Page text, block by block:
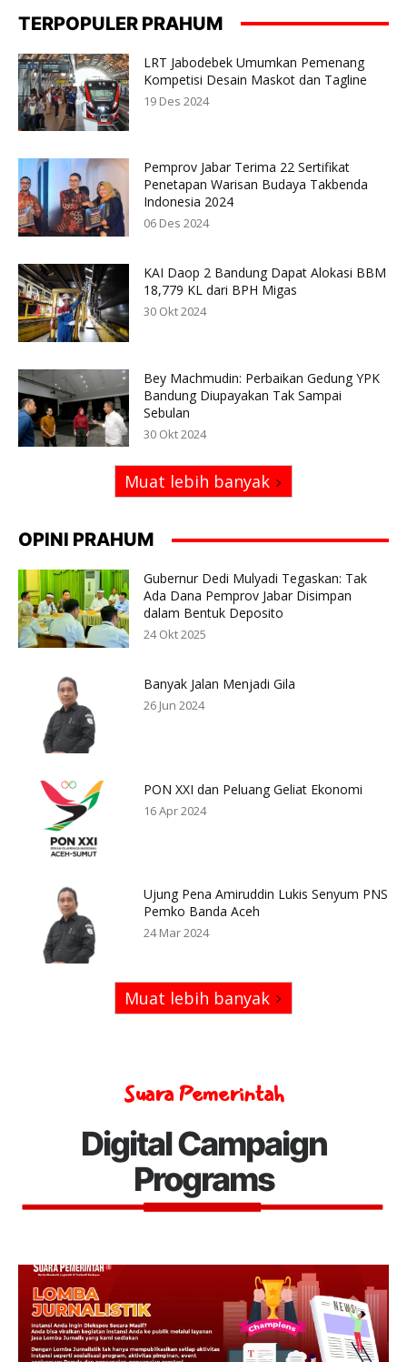
TERPOPULER PRAHUM
LRT Jabodebek Umumkan Pemenang
Kompetisi Desain Maskot dan Tagline
19 Des 2024
Pemprov Jabar Terima 22 Sertifikat
Penetapan Warisan Budaya Takbenda
Indonesia 2024
06 Des 2024
KAI Daop 2 Bandung Dapat Alokasi BBM
18,779 KL dari BPH Migas
30 Okt 2024
Bey Machmudin: Perbaikan Gedung YPK
Bandung Diupayakan Tak Sampai
Sebulan
30 Okt 2024
Muat lebih banyak
OPINI PRAHUM
Gubernur Dedi Mulyadi Tegaskan: Tak
Ada Dana Pemprov Jabar Disimpan
dalam Bentuk Deposito
24 Okt 2025
Banyak Jalan Menjadi Gila
26 Jun 2024
PON XXI dan Peluang Geliat Ekonomi
16 Apr 2024
Ujung Pena Amiruddin Lukis Senyum PNS
Pemko Banda Aceh
24 Mar 2024
Muat lebih banyak
Suara Pemerintah
Digital Campaign
Programs